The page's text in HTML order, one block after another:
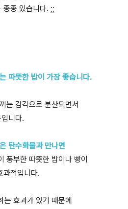
종종 있습니다. ;;
따뜻한 밥이 가장 좋습니다.
는 감각으로 분산되면서
니다.
탄수화물과 만나면
풍부한 따뜻한 밥이나 빵이
과적입니다.
는 효과가 있기 때문에